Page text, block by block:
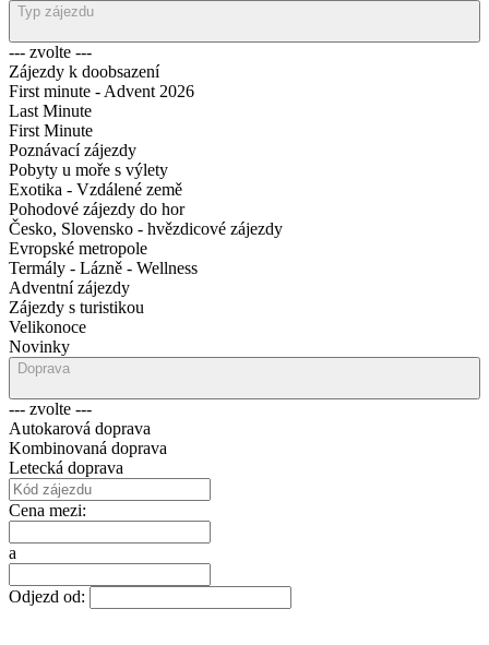
Typ zájezdu
--- zvolte ---
Zájezdy k doobsazení
First minute - Advent 2026
Last Minute
First Minute
Poznávací zájezdy
Pobyty u moře s výlety
Exotika - Vzdálené země
Pohodové zájezdy do hor
Česko, Slovensko - hvězdicové zájezdy
Evropské metropole
Termály - Lázně - Wellness
Adventní zájezdy
Zájezdy s turistikou
Velikonoce
Novinky
Doprava
--- zvolte ---
Autokarová doprava
Kombinovaná doprava
Letecká doprava
Cena mezi:
a
Odjezd od: